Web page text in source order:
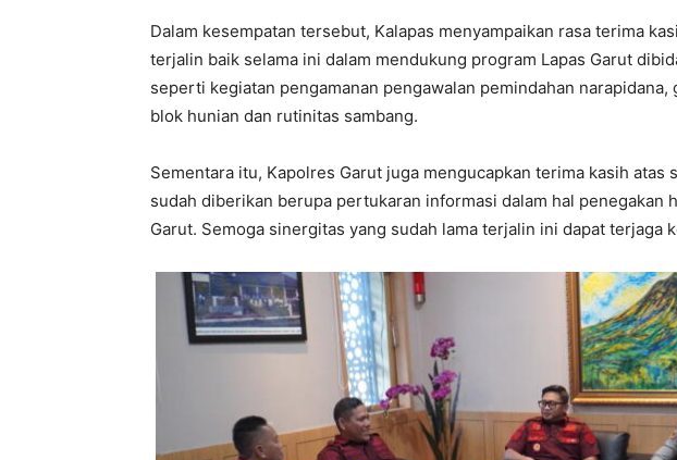
Dalam kesempatan tersebut, Kalapas menyampaikan rasa terima
terjalin baik selama ini dalam mendukung program Lapas Garut
seperti kegiatan pengamanan pengawalan pemindahan narapidana,
blok hunian dan rutinitas sambang.
Sementara itu, Kapolres Garut juga mengucapkan terima kasih atas
sudah diberikan berupa pertukaran informasi dalam hal penegakan
Garut. Semoga sinergitas yang sudah lama terjalin ini dapat terjaga